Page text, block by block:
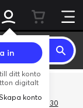
in
ditt konto
digitalt
konto
3Gives30